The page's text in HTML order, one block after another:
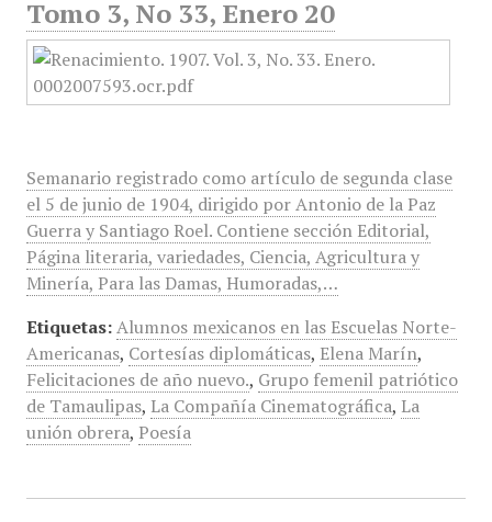
Tomo 3, No 33, Enero 20
Semanario registrado como artículo de segunda clase
el 5 de junio de 1904, dirigido por Antonio de la Paz
Guerra y Santiago Roel. Contiene sección Editorial,
Página literaria, variedades, Ciencia, Agricultura y
Minería, Para las Damas, Humoradas,…
Etiquetas: Alumnos mexicanos en las Escuelas Norte-
Americanas, Cortesías diplomáticas, Elena Marín,
Felicitaciones de año nuevo., Grupo femenil patriótico
de Tamaulipas, La Compañía Cinematográfica, La
unión obrera, Poesía